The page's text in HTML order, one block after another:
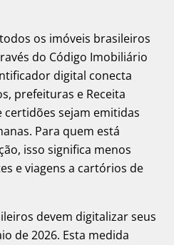
os imóveis brasileiros
do Código Imobiliário
digital conecta
prefeituras e Receita
sejam emitidas
Para quem está
isso significa menos
e viagens a cartórios de
devem digitalizar seus
de 2026. Esta medida